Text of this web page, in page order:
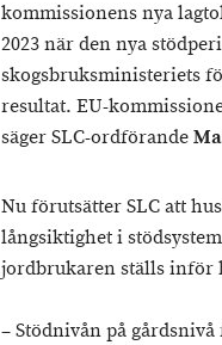
kommissionens nya
2023 när den nya
skogsbruksministeriets
resultat. EU-
säger SLC-ordförande
Nu förutsätter SLC att
långsiktighet i
jordbrukaren ställs inför
– Stödnivån på